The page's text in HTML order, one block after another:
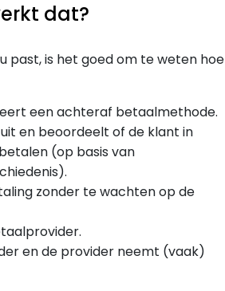
dat?
past, is het goed om te weten hoe
een achteraf betaalmethode.
en beoordeelt of de klant in
(op basis van
zonder te wachten op de
en de provider neemt (vaak)